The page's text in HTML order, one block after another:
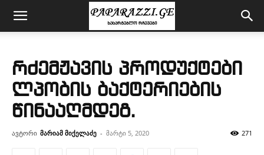
რძემჟავის პროდუქტები
ლპობის ბაქტერიების
წინააღმდეგ.
ავტორი მარიამ მიქელაძე - მარტი 5, 2020 271